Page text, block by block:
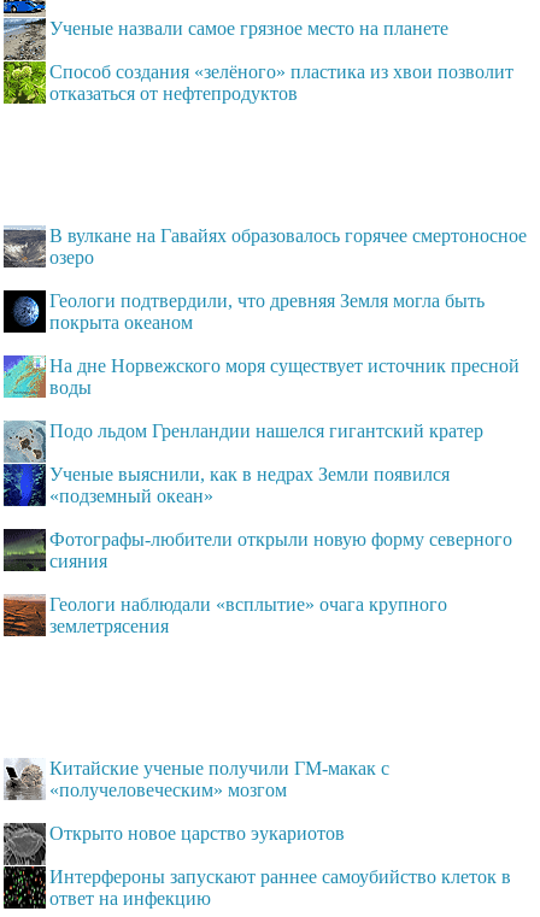
Ученые назвали самое грязное место на планете
Способ создания «зелёного» пластика из хвои позволит
отказаться от нефтепродуктов
В вулкане на Гавайях образовалось горячее смертоносное
озеро
Геологи подтвердили, что древняя Земля могла быть
покрыта океаном
На дне Норвежского моря существует источник пресной
воды
Подо льдом Гренландии нашелся гигантский кратер
Ученые выяснили, как в недрах Земли появился
«подземный океан»
Фотографы-любители открыли новую форму северного
сияния
Геологи наблюдали «всплытие» очага крупного
землетрясения
Китайские ученые получили ГМ-макак с
«получеловеческим» мозгом
Открыто новое царство эукариотов
Интерфероны запускают раннее самоубийство клеток в
ответ на инфекцию